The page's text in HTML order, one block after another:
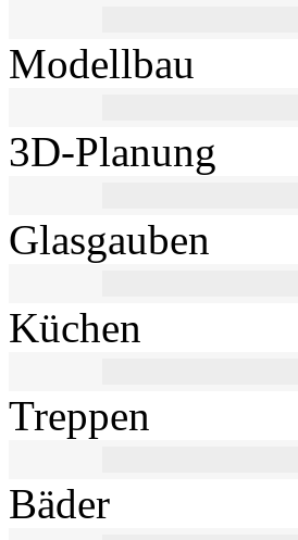
Modellbau
3D-Planung
Glasgauben
Küchen
Treppen
Bäder